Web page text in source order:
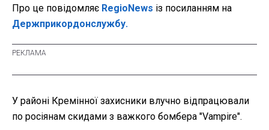
Про це повідомляє RegioNews із посиланням на
Держприкордонслужбу.
У районі Кремінної захисники влучно відпрацювали
по росіянам скидами з важкого бомбера "Vampire".